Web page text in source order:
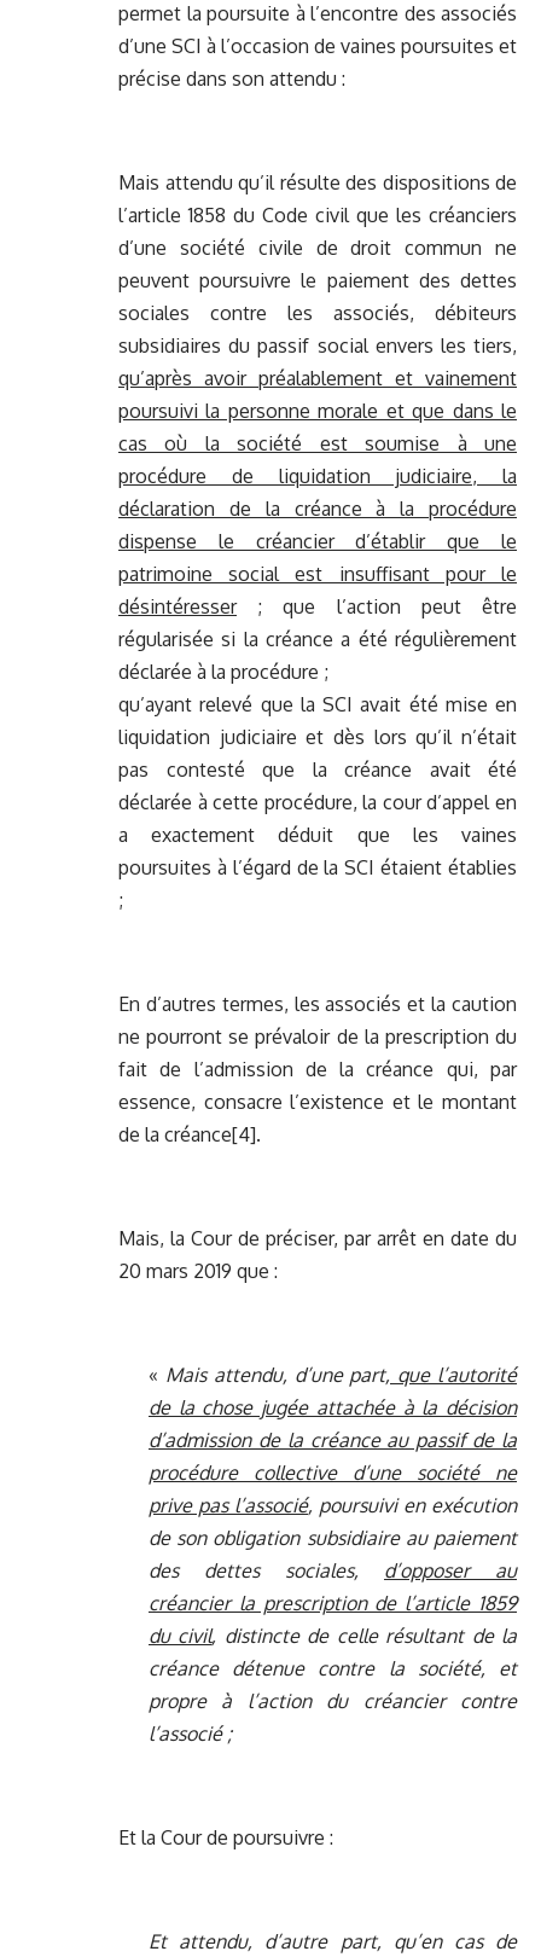
permet la poursuite à l’encontre des associés
d’une SCI à l’occasion de vaines poursuites et
précise dans son attendu :
Mais attendu qu’il résulte des dispositions de
l’article 1858 du Code civil que les créanciers
d’une société civile de droit commun ne
peuvent poursuivre le paiement des dettes
sociales contre les associés, débiteurs
subsidiaires du passif social envers les tiers,
qu’après avoir préalablement et vainement
poursuivi la personne morale et que dans le
cas où la société est soumise à une
procédure de liquidation judiciaire, la
déclaration de la créance à la procédure
dispense le créancier d’établir que le
patrimoine social est insuffisant pour le
désintéresser; que l’action peut être
régularisée si la créance a été régulièrement
déclarée à la procédure ;
qu’ayant relevé que la SCI avait été mise en
liquidation judiciaire et dès lors qu’il n’était
pas contesté que la créance avait été
déclarée à cette procédure, la cour d’appel en
a exactement déduit que les vaines
poursuites à l’égard de la SCI étaient établies
;
En d’autres termes, les associés et la caution
ne pourront se prévaloir de la prescription du
fait de l’admission de la créance qui, par
essence, consacre l’existence et le montant
de la créance[4].
Mais, la Cour de préciser, par arrêt en date du
20 mars 2019 que :
« Mais attendu, d’une part, que l’autorité
de la chose jugée attachée à la décision
d’admission de la créance au passif de la
procédure collective d’une société ne
prive pas l’associé, poursuivi en exécution
de son obligation subsidiaire au paiement
des dettes sociales, d’opposer au
créancier la prescription de l’article 1859
du civil, distincte de celle résultant de la
créance détenue contre la société, et
propre à l’action du créancier contre
l’associé ;
Et la Cour de poursuivre :
Et attendu, d’autre part, qu’en cas de